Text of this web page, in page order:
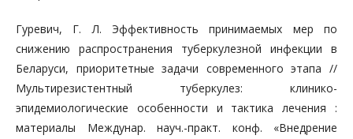
Гуревич, Г. Л. Эффективность принимаемых мер по
снижению распространения туберкулезной инфекции в
Беларуси, приоритетные задачи современного этапа //
Мультирезистентный туберкулез: клинико-
эпидемиологические особенности и тактика лечения :
материалы Междунар. науч.-практ. конф. «Внедрение